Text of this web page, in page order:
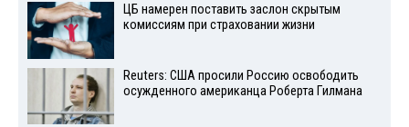
ЦБ намерен поставить заслон скрытым
комиссиям при страховании жизни
Reuters: США просили Россию освободить
осужденного американца Роберта Гилмана